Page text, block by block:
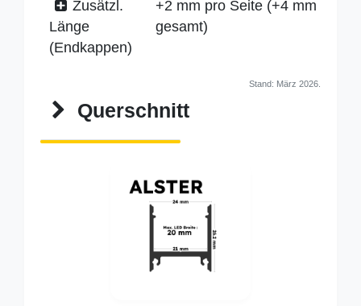
Zusätzl.
Länge
(Endkappen)
+2 mm pro Seite (+4 mm
gesamt)
Stand: März 2026.
Querschnitt